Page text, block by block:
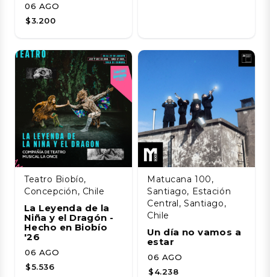
06 AGO
$3.200
Teatro Biobío,
Concepción, Chile
La Leyenda de la
Niña y el Dragón -
Hecho en Biobío
'26
06 AGO
$5.536
Matucana 100,
Santiago, Estación
Central, Santiago,
Chile
Un día no vamos a
estar
06 AGO
$4.238